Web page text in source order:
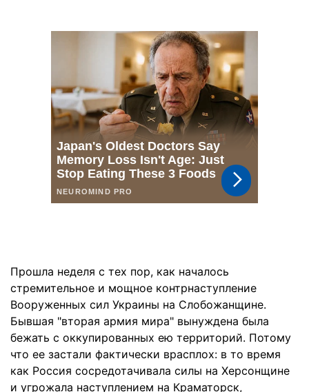
Прошла неделя с тех пор, как началось
стремительное и мощное контрнаступление
Вооруженных сил Украины на Слобожанщине.
Бывшая "вторая армия мира" вынуждена была
бежать с оккупированных ею территорий. Потому
что ее застали фактически врасплох: в то время
как Россия сосредотачивала силы на Херсонщине
и угрожала наступлением на Краматорск,